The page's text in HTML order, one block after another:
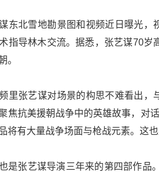
东北雪地勘景图和视频近日曝光，
指导林木交流。据悉，张艺谋70
。
里张艺谋对场景的构思不难看出，
焦抗美援朝战争中的英雄故事，对
将有大量战争场面与枪战元素。这
是张艺谋导演三年来的第四部作品